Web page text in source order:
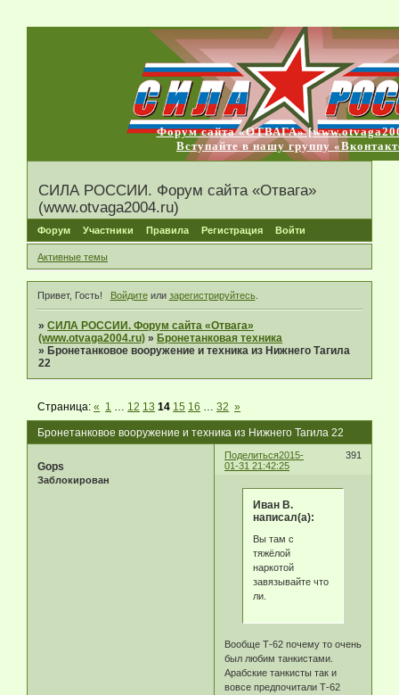
Форум сайта «ОТВАГА»
Вступайте в нашу группу
СИЛА РОССИИ. Форум сайта «Отвага»
(www.otvaga2004.ru)
Форум Участники Правила Регистрация Войти
Активные темы
Привет, Гость! Войдитеили зарегистрируйтесь.
»СИЛА РОССИИ. Форум сайта «Отвага»
(www.otvaga2004.ru) » Бронетанковая техника
» Бронетанковое вооружение и техника из Нижнего Тагила
22
Бронетанковое вооружение и техника из Нижнего Тагила 22
Страница:« 1 12 13 14 15 16 32 »
Поделиться 391
2015-
01-31 21:42:25
Gops
Заблокирован
Иван В.
написал(а):
Вы там с
тяжёлой
наркотой
завязывайте что
ли.
Вообще Т-62 почему то очень
был любим танкистами.
Арабские танкисты так и
вовсе предпочитали Т-62